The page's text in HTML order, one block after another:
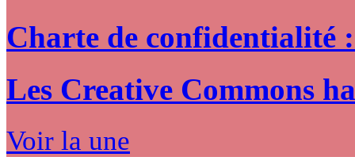
Charte de confidentialité
Les Creative Commons
Voir la une